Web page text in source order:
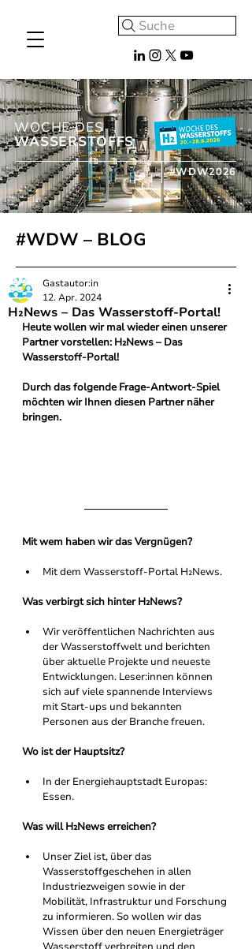
Suche
WOCHE DES
WASSERSTOFFS
#WDW2026
#WDW – BLOG
H₂News – Das Wasserstoff-Portal!
Gastautor:in
12. Apr. 2024
Heute wollen wir mal wieder einen unserer
Partner vorstellen: H₂News – Das
Wasserstoff-Portal!
Durch das folgende Frage-Antwort-Spiel
möchten wir Ihnen diesen Partner näher
bringen.
Mit wem haben wir das Vergnügen?
Mit dem Wasserstoff-Portal H₂News.
Was verbirgt sich hinter H₂News?
Wir veröffentlichen Nachrichten aus
der Wasserstoffwelt und berichten
über aktuelle Projekte und neueste
Entwicklungen. Leser:innen können
sich auf viele spannende Interviews
mit Start-ups und bekannten
Personen aus der Branche freuen.
Wo ist der Hauptsitz?
In der Energiehauptstadt Europas:
Essen.
Was will H₂News erreichen?
Unser Ziel ist, über das
Wasserstoffgeschehen in allen
Industriezweigen sowie in der
Mobilität, Infrastruktur und Forschung
zu informieren. So wollen wir das
Wissen über den neuen Energieträger